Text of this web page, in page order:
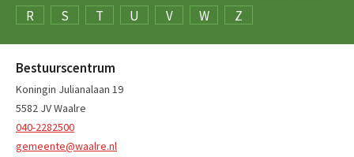
R
S T U V W Z
Bestuurscentrum
Koningin Julianalaan 19
5582 JV Waalre
040-2282500
gemeente@waalre.nl